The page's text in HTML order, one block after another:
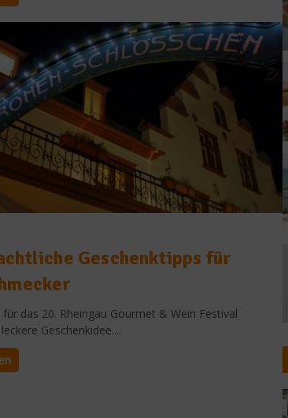
Geschenktipps für
für das 20. Rheingau Gourmet & Wein Festival
Geschenkidee....